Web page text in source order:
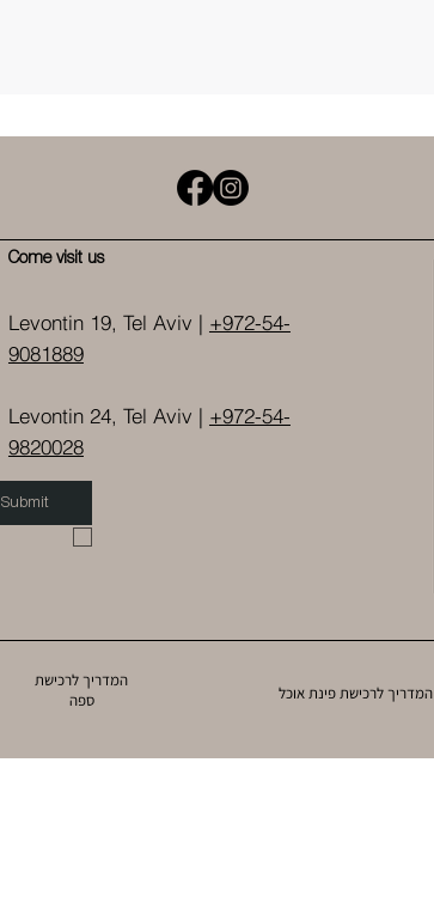
Come visit us
Levontin 19, Tel Aviv | +972-54-
9081889
Levontin 24, Tel Aviv | +972-54-
9820028
Submit
המדריך לרכישת
ספה
המדריך לרכישת פינת אוכל